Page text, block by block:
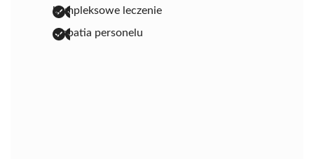
kompleksowe leczenie
empatia personelu